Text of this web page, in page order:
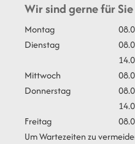
Wir sind gerne für
Montag
Dienstag
Mittwoch
Donnerstag
Freitag
Um Wartezeiten zu